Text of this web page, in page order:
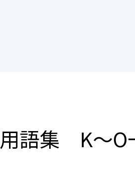
新卒向け採用情報
書籍紹介
用語集 K～O